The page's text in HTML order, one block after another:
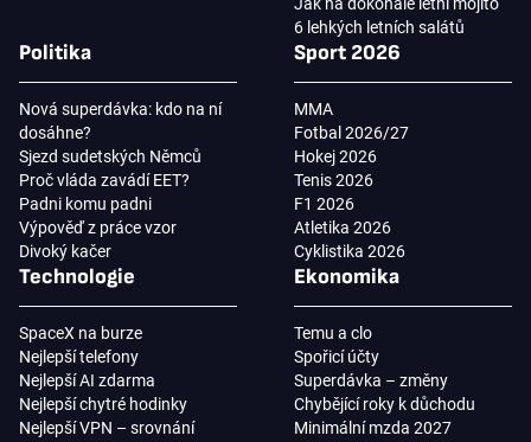
6 lehkých letních salátů
Politika
Nová superdávka: kdo na ní
dosáhne?
Sjezd sudetských Němců
Proč vláda zavádí EET?
Padni komu padni
Výpověď z práce vzor
Divoký kačer
Sport 2026
MMA
Fotbal 2026/27
Hokej 2026
Tenis 2026
F1 2026
Atletika 2026
Cyklistika 2026
Technologie
SpaceX na burze
Nejlepší telefony
Nejlepší AI zdarma
Nejlepší chytré hodinky
Nejlepší VPN – srovnání
Ekonomika
Temu a clo
Spořicí účty
Superdávka – změny
Chybějící roky k důchodu
Minimální mzda 2027